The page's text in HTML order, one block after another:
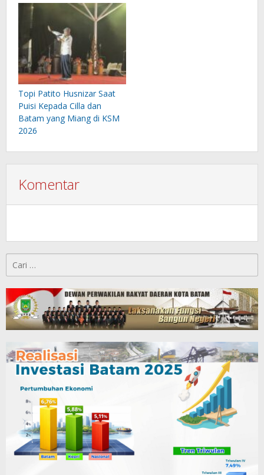
Topi Patito Husnizar Saat
Puisi Kepada Cilla dan
Batam yang Miang di KSM
2026
Komentar
untuk: